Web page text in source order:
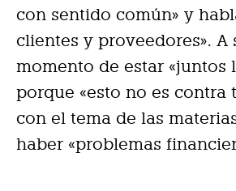
con sentido común» y
clientes y proveedores». A
momento de estar «juntos
porque «esto no es contra
con el tema de las
haber «problemas